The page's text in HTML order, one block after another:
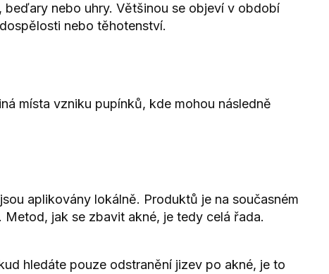
nebo uhry. Většinou se objeví v období
nebo těhotenství.
místa vzniku pupínků, kde mohou následně
aplikovány lokálně. Produktů je na současném
jak se zbavit akné, je tedy celá řada.
hledáte pouze odstranění jizev po akné, je to